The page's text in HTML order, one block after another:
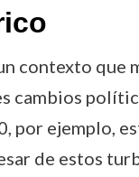
contexto
cambios
por ejemplo,
de estos